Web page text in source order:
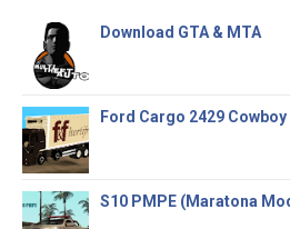
Download GTA & MTA
Ford Cargo 2429
S10 PMPE (Maratona